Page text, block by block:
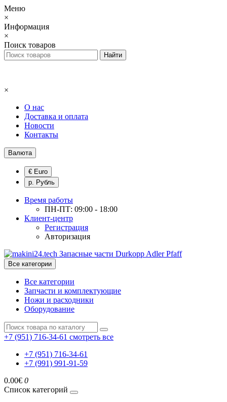
Меню
×
Информация
×
Поиск товаров
×
О нас
Доставка и оплата
Новости
Контакты
Валюта
€ Euro
р. Рубль
Время работы
ПН-ПТ: 09:00 - 18:00
Клиент-центр
Регистрация
Авторизация
Все категории
Все категории
Запчасти и комплектующие
Ножи и расходники
Оборудование
+7 (951) 716-34-61 смотреть все
+7 (951) 716-34-61
+7 (991) 991-91-59
0.00€ 0
Список категорий